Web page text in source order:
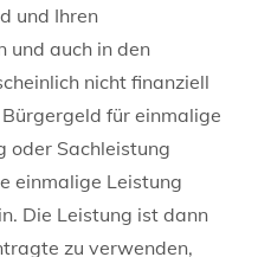
und Ihren
und auch in den
nicht finanziell
für einmalige
oder Sachleistung
einmalige Leistung
Die Leistung ist dann
zu verwenden,